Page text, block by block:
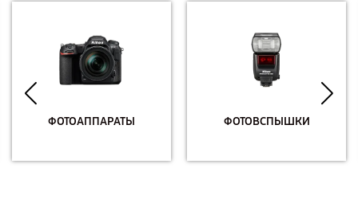
ФОТОАППАРАТЫ ФОТОВСПЫШКИ